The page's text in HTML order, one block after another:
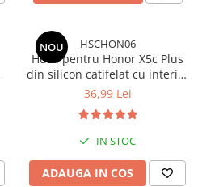
NOU HSCHON06
Husa pentru Honor X5c Plus
din silicon catifelat cu interior
din microfibra si protectie la
36,99 Lei
IN STOC
ADAUGA IN COS